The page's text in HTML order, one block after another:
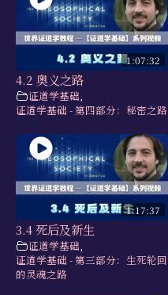
1:07:32
4.2 奥义之路
证道学基础
证道学基础 - 第四部分：秘密之路
1:17:37
3.4 死后及新生
证道学基础
证道学基础 - 第三部分：生死轮回
的灵魂之路